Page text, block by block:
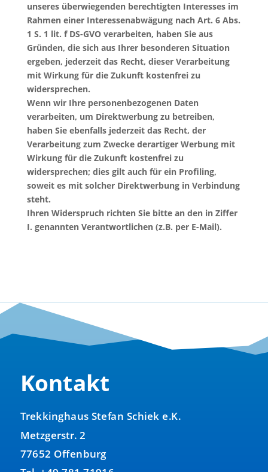
unseres überwiegenden berechtigten Interesses im
Rahmen einer Interessenabwägung nach Art. 6 Abs.
1 S. 1 lit. f DS-GVO verarbeiten, haben Sie aus
Gründen, die sich aus Ihrer besonderen Situation
ergeben, jederzeit das Recht, dieser Verarbeitung
mit Wirkung für die Zukunft kostenfrei zu
widersprechen.
Wenn wir Ihre personenbezogenen Daten
verarbeiten, um Direktwerbung zu betreiben,
haben Sie ebenfalls jederzeit das Recht, der
Verarbeitung zum Zwecke derartiger Werbung mit
Wirkung für die Zukunft kostenfrei zu
widersprechen; dies gilt auch für ein Profiling,
soweit es mit solcher Direktwerbung in Verbindung
steht.
Ihren Widerspruch richten Sie bitte an den in Ziffer
I. genannten Verantwortlichen (z.B. per E-Mail).
Kontakt
Trekkinghaus Stefan Schiek e.K.
Metzgerstr. 2
77652 Offenburg